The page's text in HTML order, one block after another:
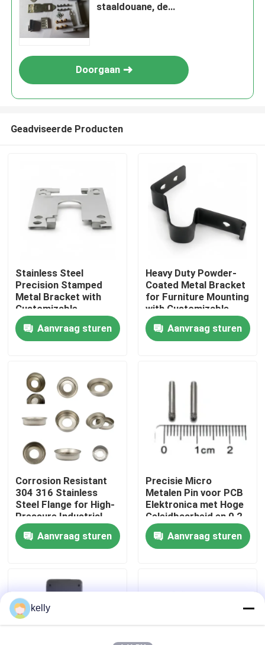
Huis
Producten
Videos
VR-show
Ongeveer ons
Fabrieksreis
Kwaliteitscontrole
Nieuws
staaldouane, de
Doorgaan
Geadviseerde Producten
Stainless Steel
Precision Stamped
Metal Bracket with
Customizable
Dimensions for
Hardware Connector
Aanvraag sturen
Heavy Duty Powder-
Coated Metal Bracket
for Furniture Mounting
with Customizable
Options
Aanvraag sturen
Corrosion Resistant
304 316 Stainless
Steel Flange for High-
Pressure Industrial
Pipeline Systems
Aanvraag sturen
Precisie Micro
Metalen Pin voor PCB
Elektronica met Hoge
Geleidbaarheid en 0,2
mm Diameter in
Aanpasbare
Geometrie
Aanvraag sturen
kelly